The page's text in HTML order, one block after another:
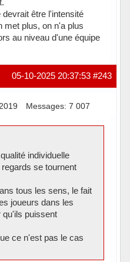
être l'intensité
met plus, on n'a plus
au niveau d'une équipe
#243
05-10-2025 20:37:53
Messages: 7 007
individuelle
se tournent
tous les sens, le fait
joueurs dans les
qu'ils puissent
ce n'est pas le cas